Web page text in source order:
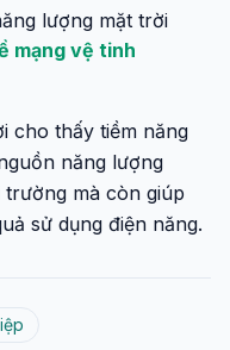
lượng mặt trời
mạng vệ tinh
cho thấy tiềm năng
năng lượng
mà còn giúp
sử dụng điện năng.